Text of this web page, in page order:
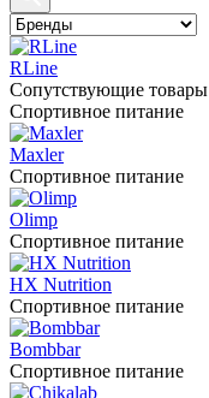
RLine
Сопутствующие товары
Спортивное питание
Maxler
Спортивное питание
Olimp
Спортивное питание
HX Nutrition
Спортивное питание
Bombbar
Спортивное питание